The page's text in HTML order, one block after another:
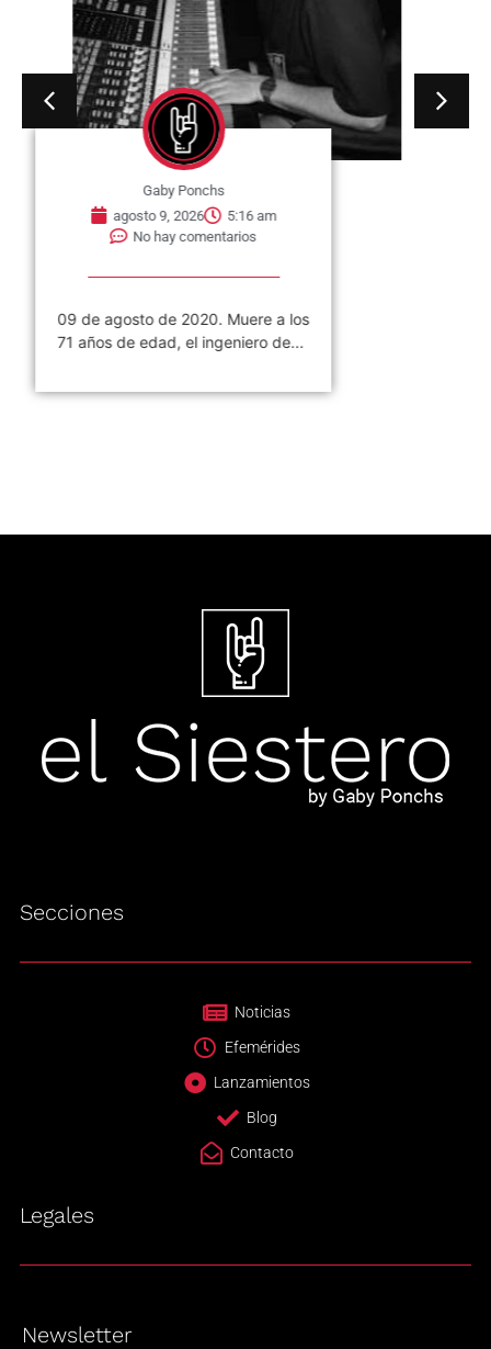
09 de agosto de 1995. Muere
Jerry García en Lagunitas-Forest
Knolls, California, Estados Unidos.
Fue...
Secciones
Noticias
Efemérides
Lanzamientos
Blog
Contacto
Legales
Newsletter